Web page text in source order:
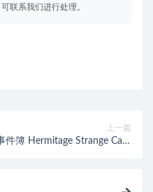
联系我们进行处理。
上一篇
件簿 Hermitage Strange Case